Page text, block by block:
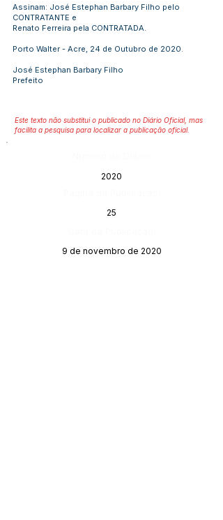
Assinam: José Estephan Barbary Filho pelo
CONTRATANTE e
Renato Ferreira pela CONTRATADA.
Porto Walter - Acre, 24 de Outubro de 2020.
José Estephan Barbary Filho
Prefeito
Este texto não substitui o publicado no Diário Oficial, mas
facilita a pesquisa para localizar a publicação oficial.
2020
25
9 de novembro de 2020